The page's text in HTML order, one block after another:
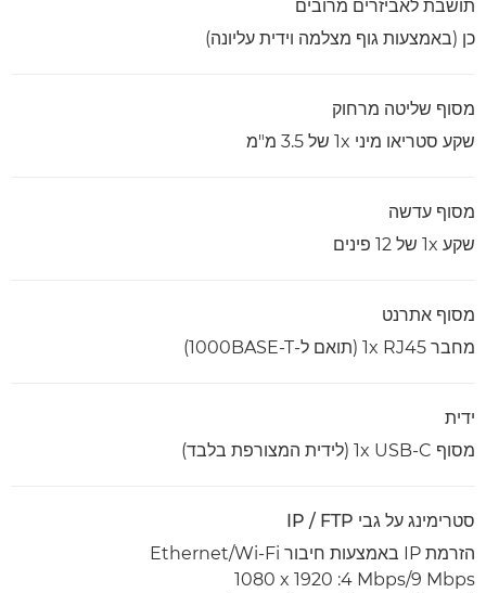
תושבת לאביזרים מרובים
כן (באמצעות גוף מצלמה וידית עליונה)
מסוף שליטה מרחוק
שקע סטריאו מיני 1x של 3.5 מ"מ
מסוף עדשה
שקע 1x של 12 פינים
מסוף אתרנט
מחבר 1x RJ45 (תואם ל-1000BASE-T)
ידית
מסוף 1x USB-C (לידית המצורפת בלבד)
סטרימינג על גבי IP / FTP
הזרמת IP באמצעות חיבור Ethernet/Wi-Fi
9‎ Mbps‏/4‎ Mbps:‏ 1920 x‏ 1080